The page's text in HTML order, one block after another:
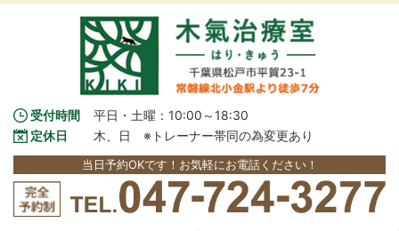
受付時間
平日・土曜：10:00～18:30
定休日
木、日　※トレーナー帯同の為変更あり
当日予約OKです！お気軽にお電話ください！